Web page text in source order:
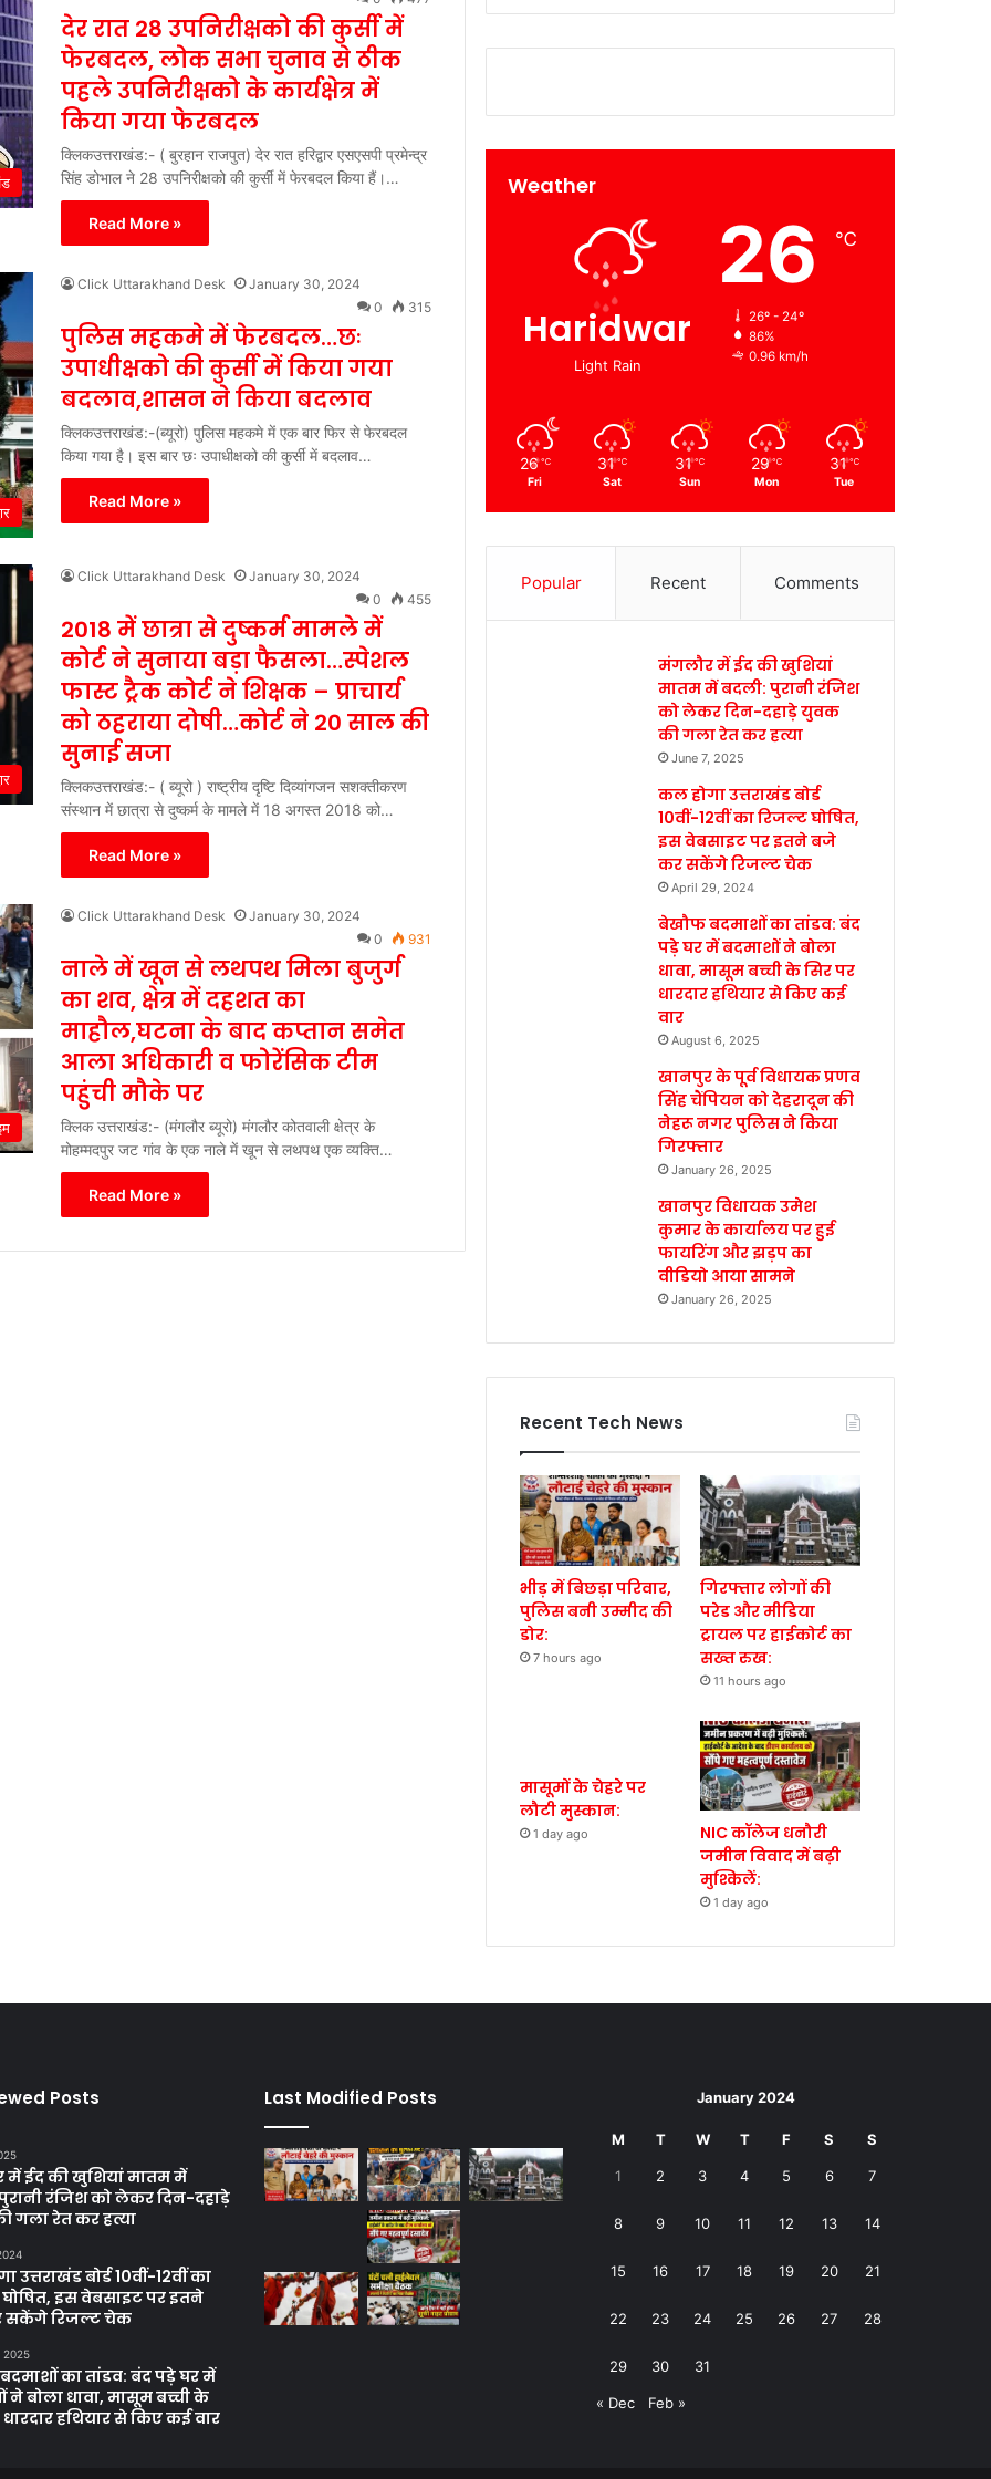
देर रात 28 उपनिरीक्षको की कुर्सी में
फेरबदल, लोक सभा चुनाव से ठीक
पहले उपनिरीक्षको के कार्यक्षेत्र में
किया गया फेरबदल
क्लिकउत्तराखंड:- ( बुरहान राजपुत) देर रात हरिद्वार एसएसपी प्रमेन्द्र
सिंह डोभाल ने 28 उपनिरीक्षको की कुर्सी में फेरबदल किया हैं।…
Read More »
Click Uttarakhand Desk
January 30, 2024
0
315
पुलिस महकमे में फेरबदल…छः
उपाधीक्षको की कुर्सी में किया गया
बदलाव,शासन ने किया बदलाव
क्लिकउत्तराखंड:-(ब्यूरो) पुलिस महकमे में एक बार फिर से फेरबदल
किया गया है। इस बार छः उपाधीक्षको की कुर्सी में बदलाव…
Read More »
Click Uttarakhand Desk
January 30, 2024
0
455
2018 में छात्रा से दुष्कर्म मामले में
कोर्ट ने सुनाया बड़ा फैसला…स्पेशल
फास्ट ट्रैक कोर्ट ने शिक्षक – प्राचार्य
को ठहराया दोषी…कोर्ट ने 20 साल की
सुनाई सजा
क्लिकउत्तराखंड:- ( ब्यूरो ) राष्ट्रीय दृष्टि दिव्यांगजन सशक्तीकरण
संस्थान में छात्रा से दुष्कर्म के मामले में 18 अगस्त 2018 को…
Read More »
Click Uttarakhand Desk
January 30, 2024
0
931
नाले में खून से लथपथ मिला बुजुर्ग
का शव, क्षेत्र में दहशत का
माहौल,घटना के बाद कप्तान समेत
आला अधिकारी व फोरेंसिक टीम
पहुंची मौके पर
क्लिक उत्तराखंड:- (मंगलौर ब्यूरो) मंगलौर कोतवाली क्षेत्र के
मोहम्मदपुर जट गांव के एक नाले में खून से लथपथ एक व्यक्ति…
Read More »
Weather
Haridwar
Light Rain
26 ℃
26º - 24º
86%
0.96 km/h
26 ℃
Fri
31 ℃
Sat
31 ℃
Sun
29 ℃
Mon
31 ℃
Tue
Popular Recent Comments
मंगलौर में ईद की खुशियां
मातम में बदली: पुरानी रंजिश
को लेकर दिन-दहाड़े युवक
की गला रेत कर हत्या
June 7, 2025
कल होगा उत्तराखंड बोर्ड
10वीं-12वीं का रिजल्ट घोषित,
इस वेबसाइट पर इतने बजे
कर सकेंगे रिजल्ट चेक
April 29, 2024
बेखौफ बदमाशों का तांडव: बंद
पड़े घर में बदमाशों ने बोला
धावा, मासूम बच्ची के सिर पर
धारदार हथियार से किए कई
वार
August 6, 2025
खानपुर के पूर्व विधायक प्रणव
सिंह चैंपियन को देहरादून की
नेहरू नगर पुलिस ने किया
गिरफ्तार
January 26, 2025
खानपुर विधायक उमेश
कुमार के कार्यालय पर हुई
फायरिंग और झड़प का
वीडियो आया सामने
January 26, 2025
Recent Tech News
भीड़ में बिछड़ा परिवार,
पुलिस बनी उम्मीद की
डोर:
7 hours ago
गिरफ्तार लोगों की
परेड और मीडिया
ट्रायल पर हाईकोर्ट का
सख्त रुख:
11 hours ago
मासूमों के चेहरे पर
लौटी मुस्कान:
1 day ago
NIC कॉलेज धनौरी
जमीन विवाद में बढ़ी
मुश्किलें:
1 day ago
Posts
में ईद की खुशियां मातम में
रंजिश को लेकर दिन-दहाड़े
गला रेत कर हत्या
उत्तराखंड बोर्ड 10वीं-12वीं का
इस वेबसाइट पर इतने
सकेंगे रिजल्ट चेक
2025
का तांडव: बंद पड़े घर में
ने बोला धावा, मासूम बच्ची के
हथियार से किए कई वार
Last Modified Posts January 2024
M T W T F S S
1 2 3 4 5 6 7
8 9 10 11 12 13 14
15 16 17 18 19 20 21
22 23 24 25 26 27 28
29 30 31
« Dec Feb »